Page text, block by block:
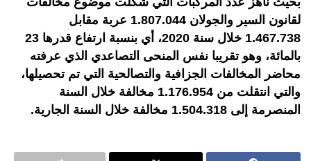
لقانون السير والجولان 1.807.044 عربة مقابل
1.467.738 خلال سنة 2020، أي بنسبة ارتفاع قدرها 23
بالمائة، وهو تقريبا نفس المنحى التصاعدي الذي عرفته
محاضر المخالفات الجزافية والتصالحية التي تم تحصيلها،
والتي انتقلت من 1.176.954 مخالفة خلال السنة
المنصرمة إلى 1.504.318 مخالفة خلال السنة الجارية.